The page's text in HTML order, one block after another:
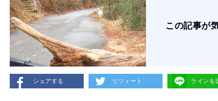
この記事が
シェアする リツィート ラインを